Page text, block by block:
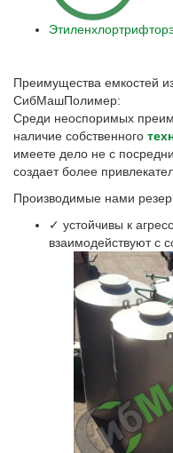
Преимущества емкостей
СибМашПолимер:
Среди неоспоримых
наличие собственного
имеете дело не с
создает более
Производимые нами
✓ устойчивы к
взаимодействуют с